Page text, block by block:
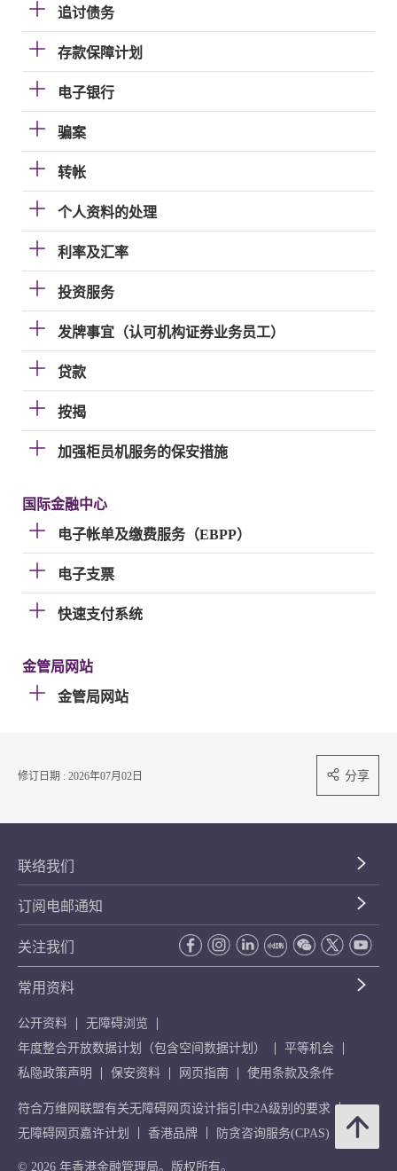
追讨债务
存款保障计划
电子银行
骗案
转帐
个人资料的处理
利率及汇率
投资服务
发牌事宜（认可机构证券业务员工）
贷款
按揭
加强柜员机服务的保安措施
国际金融中心
电子帐单及缴费服务（EBPP）
电子支票
快速支付系统
金管局网站
金管局网站
修订日期 : 2026年07月02日 分享
联络我们
订阅电邮通知
关注我们
常用资料
公开资料
无障碍浏览
年度整合开放数据计划（包含空间数据计划）
平等机会
私隐政策声明
保安资料 网页指南 使用条款及条件
符合万维网联盟有关无障碍网页设计指引中2A级别的要求
无障碍网页嘉许计划
香港品牌 防贪咨询服务(CPAS)
© 2026 年香港金融管理局。版权所有。